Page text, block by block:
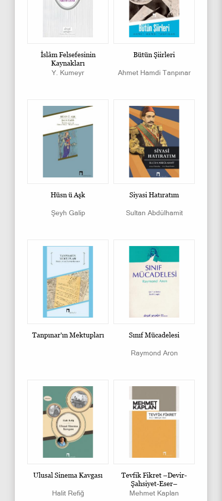
İslâm Felsefesinin
Kaynakları
Y. Kumeyr
Bütün Şiirleri
Ahmet Hamdi Tanpınar
Hüsn ü Aşk
Şeyh Galip
Siyasi Hatıratım
Sultan Abdülhamit
Tanpınar'ın Mektupları Sınıf Mücadelesi
Raymond Aron
Ulusal Sinema Kavgası
Halit Refiğ
Tevfik Fikret –Devir-
Şahsiyet-Eser–
Mehmet Kaplan